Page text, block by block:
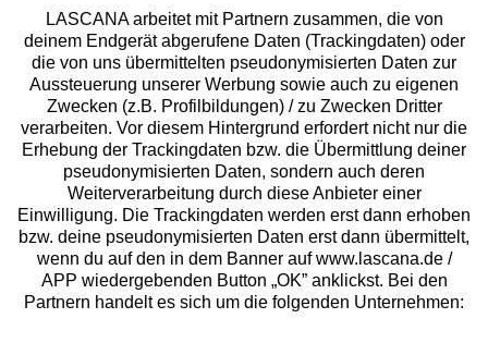
Services
Beratung
Über uns
Rechtliches
LASCANA arbeitet mit Partnern zusammen, die von
deinem Endgerät abgerufene Daten (Trackingdaten) oder
die von uns übermittelten pseudonymisierten Daten zur
Aussteuerung unserer Werbung sowie auch zu eigenen
Zwecken (z.B. Profilbildungen) / zu Zwecken Dritter
verarbeiten. Vor diesem Hintergrund erfordert nicht nur die
Erhebung der Trackingdaten bzw. die Übermittlung deiner
pseudonymisierten Daten, sondern auch deren
Weiterverarbeitung durch diese Anbieter einer
Einwilligung. Die Trackingdaten werden erst dann erhoben
bzw. deine pseudonymisierten Daten erst dann übermittelt,
wenn du auf den in dem Banner auf www.lascana.de /
APP wiedergebenden Button „OK” anklickst. Bei den
Partnern handelt es sich um die folgenden Unternehmen: